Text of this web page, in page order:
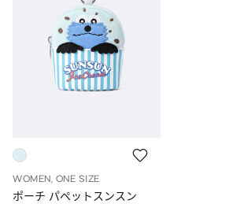
WOMEN, ONE SIZE
ポーチ パペットスンスン